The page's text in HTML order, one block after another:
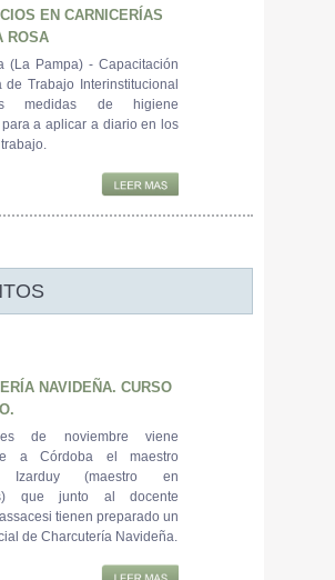
EN CARNICERÍAS
ROSA
(La Pampa) - Capacitación
Trabajo Interinstitucional
medidas de higiene
a aplicar a diario en los
NAVIDEÑA. CURSO
de noviembre viene
a Córdoba el maestro
Izarduy (maestro en
que junto al docente
tienen preparado un
de Charcutería Navideña.